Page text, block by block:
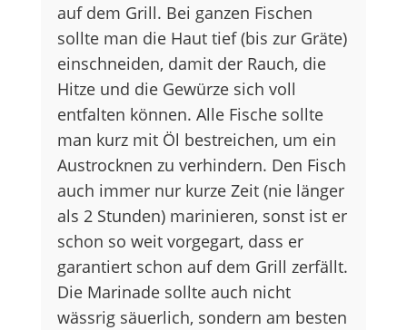
auf dem Grill. Bei ganzen Fischen
sollte man die Haut tief (bis zur Gräte)
einschneiden, damit der Rauch, die
Hitze und die Gewürze sich voll
entfalten können. Alle Fische sollte
man kurz mit Öl bestreichen, um ein
Austrocknen zu verhindern. Den Fisch
auch immer nur kurze Zeit (nie länger
als 2 Stunden) marinieren, sonst ist er
schon so weit vorgegart, dass er
garantiert schon auf dem Grill zerfällt.
Die Marinade sollte auch nicht
wässrig säuerlich, sondern am besten